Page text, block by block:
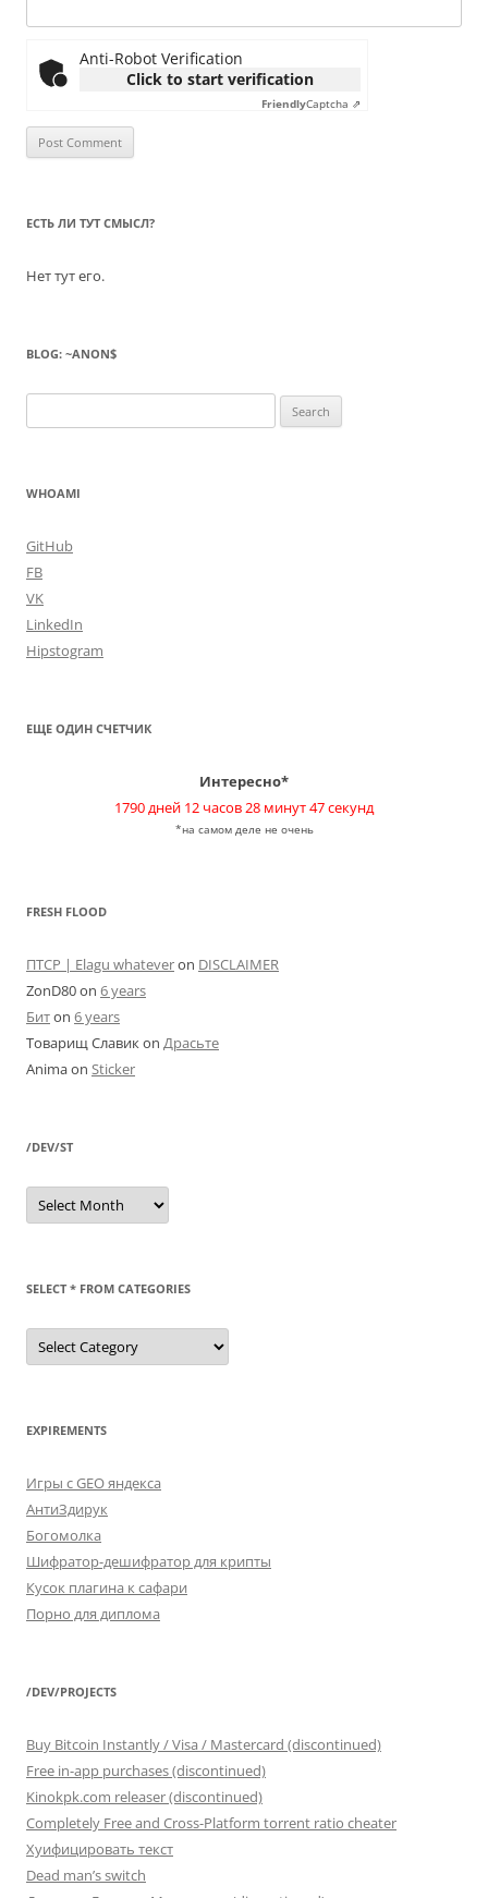
Anti-Robot Verification
Click to start verification
FriendlyCaptcha ⇗
ЕСТЬ ЛИ ТУТ СМЫСЛ?
Нет тут его.
BLOG: ~ANON$
for:
WHOAMI
GitHub
FB
VK
LinkedIn
Hipstogram
ЕЩЕ ОДИН СЧЕТЧИК
Интересно*
1790 дней 12 часов 28 минут 47 секунд
*на самом деле не очень
FRESH FLOOD
ПТСР | Elagu whateveron DISCLAIMER
ZonD80on 6 years
Битon 6 years
Товарищ Славикon Драсьте
Animaon Sticker
/DEV/ST
/dev/st
SELECT * FROM CATEGORIES
SELECT
FROM
EXPIREMENTS
Игры с GEO яндекса
АнтиЗдирук
Богомолка
Шифратор-дешифратор для крипты
Кусок плагина к сафари
Порно для диплома
/DEV/PROJECTS
Buy Bitcoin Instantly / Visa / Mastercard (discontinued)
Free in-app purchases (discontinued)
Kinokpk.com releaser (discontinued)
Completely Free and Cross-Platform torrent ratio cheater
Хуифицировать текст
Dead man’s switch